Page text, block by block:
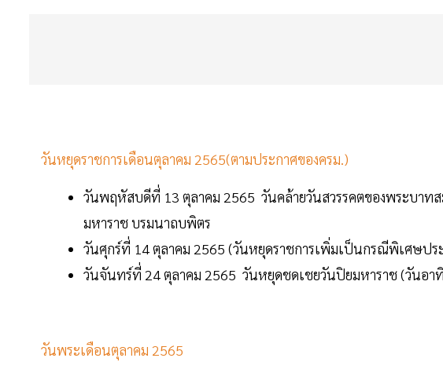
วันหยุดราชการเดือนตุลาคม 2565(ตามประกาศของครม.)
วันพฤหัสบดีที่ 13 ตุลาคม 2565 วันคล้ายวันสวรรคตของพระบาท
มหาราช บรมนาถบพิตร
วันศุกร์ที่ 14 ตุลาคม 2565 (วันหยุดราชการเพิ่มเป็นกรณีพิเศษปร
วันจันทร์ที่ 24 ตุลาคม 2565 วันหยุดชดเชยวันปิยมหาราช (วันอา
วันพระเดือนตุลาคม 2565